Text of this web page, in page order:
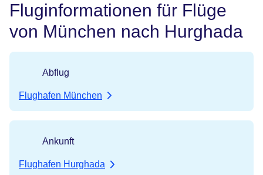
Fluginformationen für Flüge
von München nach Hurghada
Abflug
Flughafen München
Ankunft
Flughafen Hurghada